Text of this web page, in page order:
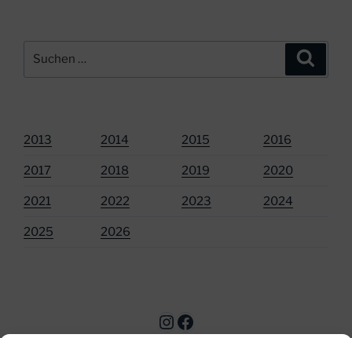
2013 2014 2015 2016
2017 2018 2019 2020
2021 2022 2023 2024
2025 2026
Instagram
Facebook